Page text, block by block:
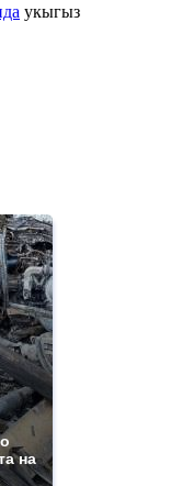
укыгыз
на